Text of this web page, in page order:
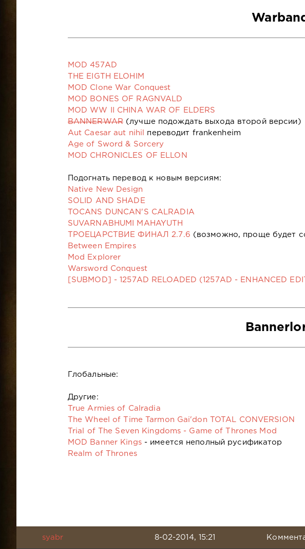
MOD 457AD
THE EIGTH ELOHIM
MOD Clone War Conquest
MOD BONES OF RAGNVALD
MOD WW II CHINA WAR OF ELDERS
BANNERWAR (лучше подождать выхода второй версии)
Aut Caesar aut nihil
переводит frankenheim
Age of Sword & Sorcery
MOD CHRONICLES OF ELLON
Подогнать перевод к новым версиям:
Native New Design
SOLID AND SHADE
TOCANS DUNCAN'S CALRADIA
SUVARNABHUMI MAHAYUTH
ТРОЕЦАРСТВИЕ ФИНАЛ 2.7.6 (возможно, проще будет
Between Empires
Mod Explorer
Warsword Conquest
[SUBMOD] - 1257AD RELOADED (1257AD - ENHANCED
Глобальные:
Другие:
True Armies of Calradia
The Wheel of Time Tarmon Gai'don TOTAL CONVERSION
Trial of The Seven Kingdoms - Game of Thrones Mod
MOD Banner Kings- имеется неполный русификатор
Realm of Thrones
syabr 8-02-2014, 15:21